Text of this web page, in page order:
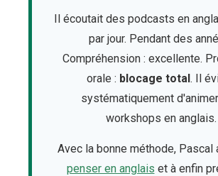
Il écoutait des podcasts en
par jour. Pendant des
Compréhension : excellente.
orale : blocage total. Il
systématiquement
workshops en anglais.
Avec la bonne méthode, Pascal
penser en anglais et à enfin